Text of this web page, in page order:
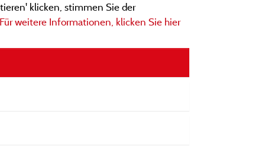
klicken, stimmen Sie der
Für weitere Informationen, klicken Sie hier